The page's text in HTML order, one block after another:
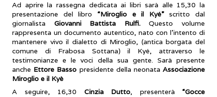
Ad aprire la rassegna dedicata ai libri sarà alle 15,30 la
presentazione del libro “Miroglio e il Kyé”scritto dal
giornalista Giovanni Battista Rulfi.Questo volume
rappresenta un documento autentico, nato con l’intento di
mantenere vivo il dialetto di Miroglio, (antica borgata del
comune di Frabosa Sottana) il Kyé, attraverso le
testimonianze e le voci della sua gente. Sarà presente
anche Ettore Basso presidente della neonata Associazione
Miroglio e il Kyè
A seguire, 16,30 Cinzia Dutto, presenterà “Gocce